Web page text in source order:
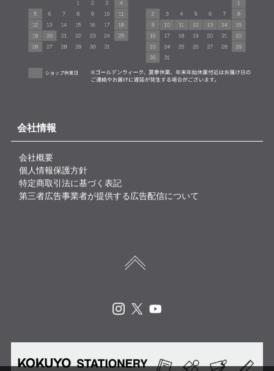
会社情報
会社概要
個人情報保護方針
特定商取引法に基づく表記
第三者広告事業者が提供する広告配信について